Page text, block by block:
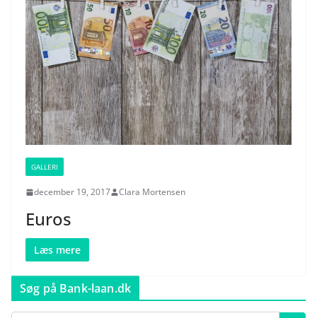
GALLERI
december 19, 2017 Clara Mortensen
Euros
Læs mere
Søg på Bank-laan.dk